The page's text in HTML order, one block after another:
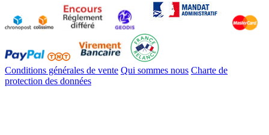
Conditions générales de vente Qui sommes nous Charte de
protection des données